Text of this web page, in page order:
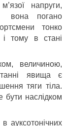
напруги,
вона погано
тонко
і тому в стані
величиною,
явища є
тяги тіла.
бути наслідком
ауксотонічних